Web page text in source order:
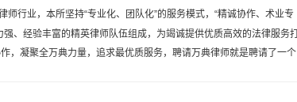
行业，本所坚持“专业化、团队化”的服务模式，“精诚协作、术业专
、经验丰富的精英律师队伍组成，为竭诚提供优质高效的法律服务打
，凝聚全万典力量，追求最优质服务，聘请万典律师就是聘请了一个